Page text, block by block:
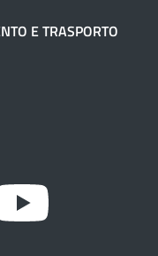
E TRASPORTO